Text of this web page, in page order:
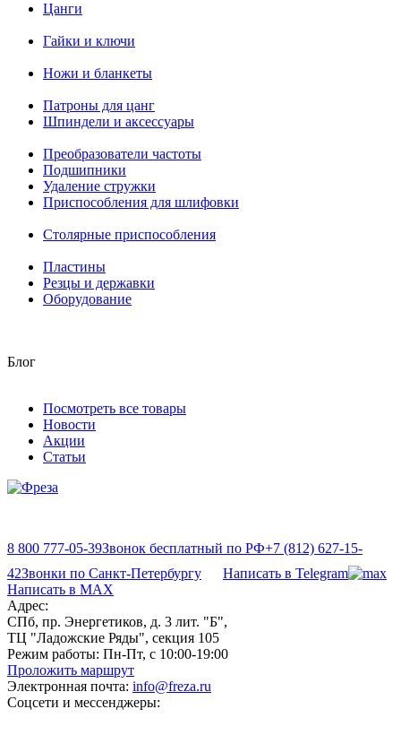
Цанги
Гайки и ключи
Ножи и бланкеты
Патроны для цанг
Шпиндели и аксессуары
Преобразователи частоты
Подшипники
Удаление стружки
Приспособления для шлифовки
Столярные приспособления
Пластины
Резцы и державки
Оборудование
Блог
Посмотреть все товары
Новости
Акции
Статьи
8 800 777-05-39Звонок бесплатный по РФ+7 (812) 627-15-
42Звонки по Санкт-Петербургу
Написать в Telegram
Написать в MAX
Адрес:
СПб, пр. Энергетиков, д. 3 лит. "Б",
ТЦ "Ладожские Ряды", секция 105
Режим работы: Пн-Пт, с 10:00-19:00
Проложить маршрут
Электронная почта: info@freza.ru
Соцсети и мессенджеры: